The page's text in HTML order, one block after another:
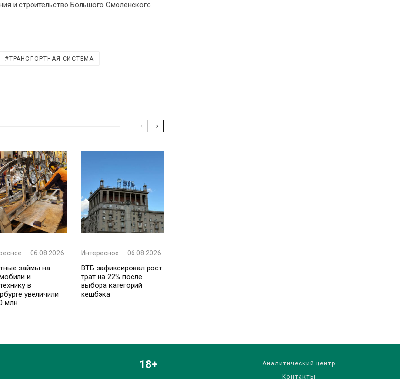
и строительство Большого Смоленского
ТРАНСПОРТНАЯ СИСТЕМА
· 06.08.2026
займы на
и
в
увеличили
млн
Интересное · 06.08.2026
ВТБ зафиксировал рост
трат на 22% после
выбора категорий
кешбэка
18+
Аналитический центр
Контакты